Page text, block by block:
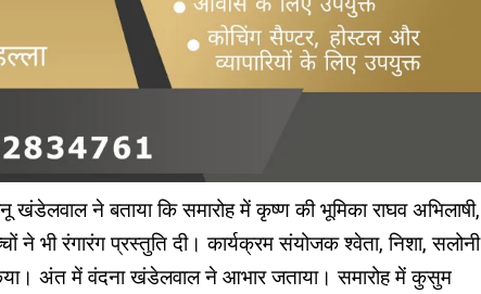
खंडेलवाल ने बताया कि समारोह में कृष्ण की भूमिका राघव अभिलाषी,
ने भी रंगारंग प्रस्तुति दी। कार्यक्रम संयोजक श्वेता, निशा, सलोनी
अंत में वंदना खंडेलवाल ने आभार जताया। समारोह में कुसुम